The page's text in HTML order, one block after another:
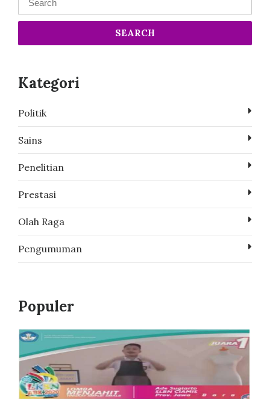
SEARCH
Kategori
Politik
Sains
Penelitian
Prestasi
Olah Raga
Pengumuman
Populer